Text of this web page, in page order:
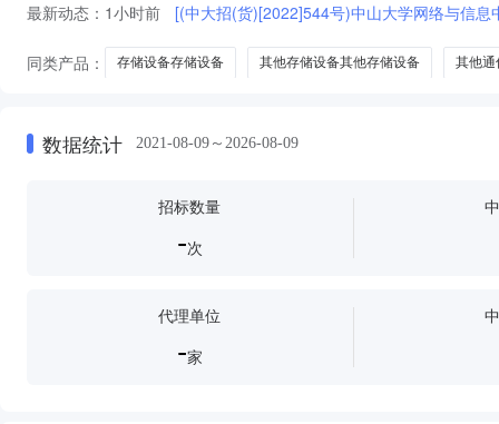
最新动态： 1小时前 [(中大招(货)[2022]544号)中山大学网络与信
同类产品： 存储设备存储设备 其他存储设备其他存储设备 其他通
数据统计 2021-08-09～2026-08-09
招标数量
-次
代理单位
-家